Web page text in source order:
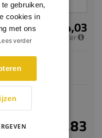
€ 4,03
per meter
€ 9,83
gebruiken,
cookies in
met ons
verder